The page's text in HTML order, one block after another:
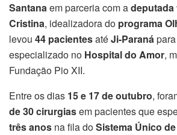
Santanaem parceria com adeputada
Cristina, idealizadora do programa
levou 44 pacientesatéJi-Paraná
especializado no Hospital do Amor,
Fundação Pio XII.
Entre os dias 15 e 17 de outubro,
de 30 cirurgiasem pacientes que
três anos na fila doSistema Único